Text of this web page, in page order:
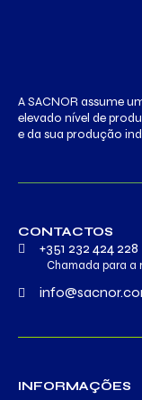
A SACNOR assume
elevado nível de
e da sua produção
CONTACTOS
+351 232 424 228
Chamada para a
INFORMAÇÕES